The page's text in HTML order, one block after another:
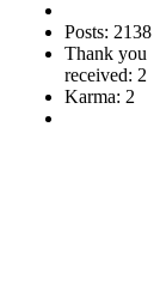
Posts: 2138
Thank you
received: 2
Karma: 2